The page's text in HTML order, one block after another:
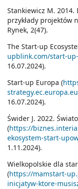
Stankiewicz M.
przykłady projektów
Rynek, 2(47).
The Start-up
upblink.com/start-
16.07.2024).
Start-up Europa (
16.07.2024).
Świder J. 2022.
(https://
ekosystem-start-
1.11.2024).
Wielkopolskie dla
(https://mamstart-
inicjatyw-ktore-